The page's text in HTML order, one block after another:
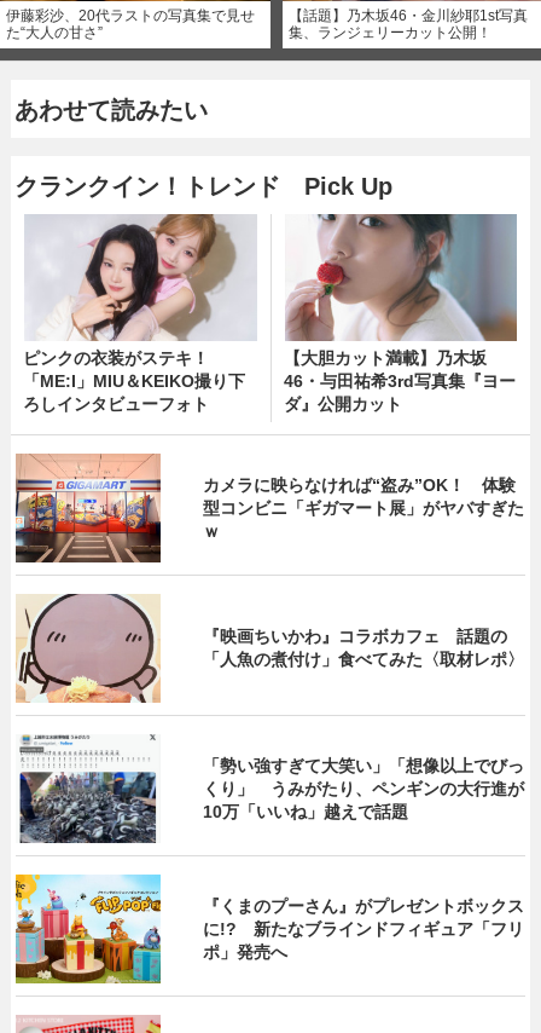
伊藤彩沙、20代ラストの写真集で見せ
た“大人の甘さ”
【話題】乃木坂46・金川紗耶1st写真
集、ランジェリーカット公開！
あわせて読みたい
クランクイン！トレンド Pick Up
ピンクの衣装がステキ！
「ME:I」MIU＆KEIKO撮り下
ろしインタビューフォト
【大胆カット満載】乃木坂
46・与田祐希3rd写真集『ヨー
ダ』公開カット
カメラに映らなければ“盗み”OK！ 体験
型コンビニ「ギガマート展」がヤバすぎた
ｗ
『映画ちいかわ』コラボカフェ 話題の
「人魚の煮付け」食べてみた〈取材レポ〉
「勢い強すぎて大笑い」「想像以上でびっ
くり」 うみがたり、ペンギンの大行進が
10万「いいね」越えで話題
『くまのプーさん』がプレゼントボックス
に!? 新たなブラインドフィギュア「フリ
ポ」発売へ